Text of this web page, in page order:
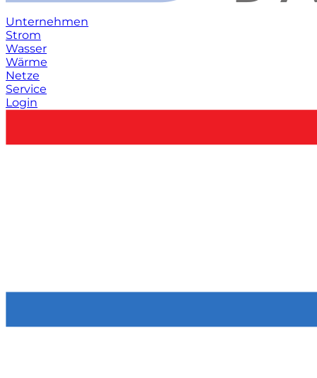
Unternehmen
Strom
Wasser
Wärme
Netze
Service
Login